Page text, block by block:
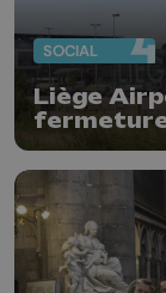
SOCIAL
Liège
belge